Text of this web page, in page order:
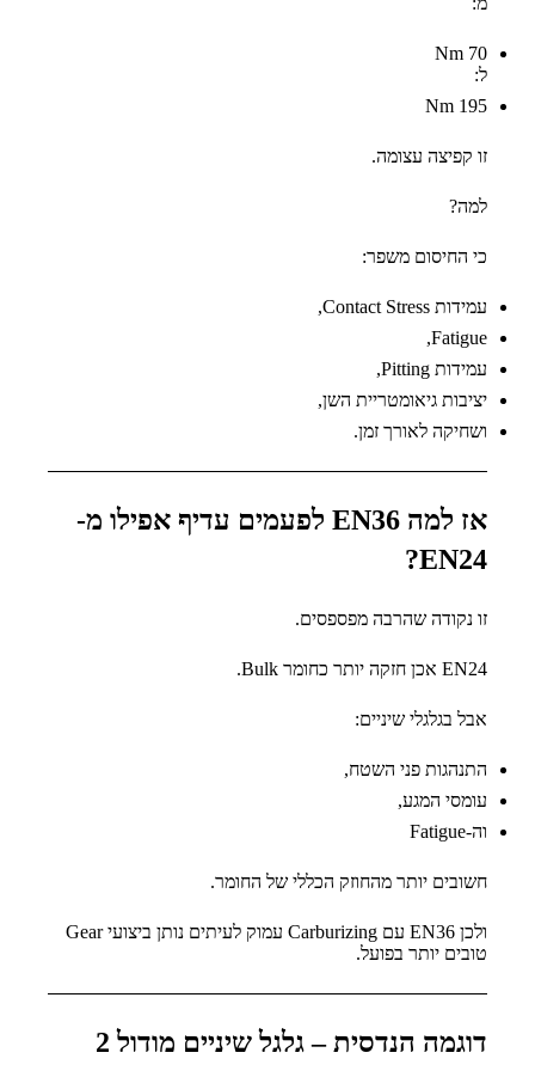
70 Nm
ל:
195 Nm
זו קפיצה עצומה.
למה?
כי החיסום משפר:
עמידות Contact Stress,
Fatigue,
עמידות Pitting,
יציבות גיאומטריית השן,
ושחיקה לאורך זמן.
אז למה EN36 לפעמים עדיף אפילו מ-
EN24?
זו נקודה שהרבה מפספסים.
EN24 אכן חזקה יותר כחומר Bulk.
אבל בגלגלי שיניים:
התנהגות פני השטח,
עומסי המגע,
וה-Fatigue
חשובים יותר מהחוזק הכללי של החומר.
ולכן EN36 עם Carburizing עמוק לעיתים נותן ביצועי Gear
טובים יותר בפועל.
דוגמה הנדסית – גלגל שיניים מודול 2